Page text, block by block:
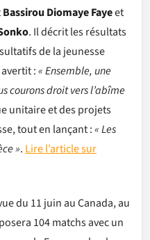
Bassirou Diomaye Fayeet
. Il décrit les résultats
de la jeunesse
:« Ensemble, une
courons droit vers l’abîme
unitaire et des projets
tout en lançant :« Les
». Lire l’article sur
du 11 juin au Canada, au
104 matchs avec un